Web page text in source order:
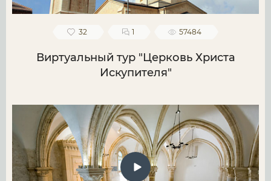
32 1 57484
Виртуальный тур "Церковь Христа
Искупителя"